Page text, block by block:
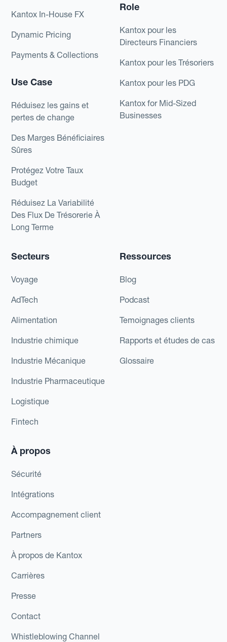
Kantox In-House FX
Dynamic Pricing
Payments & Collections
Use Case
Réduisez les gains et
pertes de change
Des Marges Bénéficiaires
Sûres
Protégez Votre Taux
Budget
Réduisez La Variabilité
Des Flux De Trésorerie À
Long Terme
Role
Kantox pour les
Directeurs Financiers
Kantox pour les Trésoriers
Kantox pour les PDG
Kantox for Mid-Sized
Businesses
Secteurs
Voyage
AdTech
Alimentation
Industrie chimique
Industrie Mécanique
Industrie Pharmaceutique
Logistique
Fintech
Ressources
Blog
Podcast
Temoignages clients
Rapports et études de cas
Glossaire
À propos
Sécurité
Intégrations
Accompagnement client
Partners
À propos de Kantox
Carrières
Presse
Contact
Whistleblowing Channel